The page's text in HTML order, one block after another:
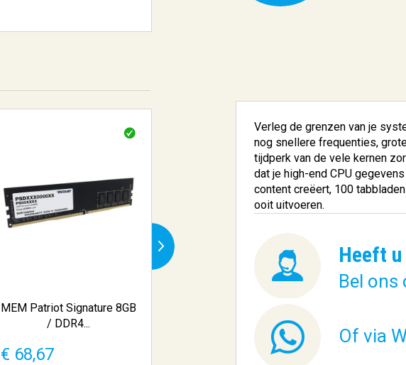
MEM Patriot Signature 8GB
/ DDR4...
€ 68,67
Verleg de grenzen van je
nog snellere frequenties,
tijdperk van de vele kernen
dat je high-end CPU
content creëert, 100
ooit uitvoeren.
Heeft
Bel ons
Of via